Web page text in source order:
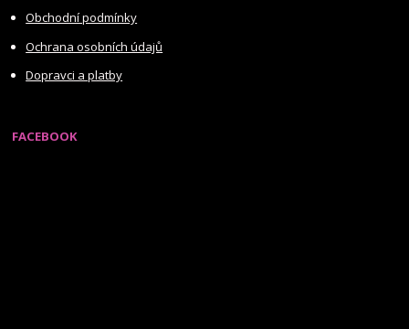
Obchodní podmínky
Ochrana osobních údajů
Dopravci a platby
FACEBOOK